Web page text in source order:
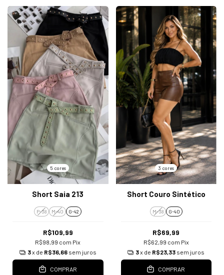
5 cores
Short Saia 213
P-38 M-40 G-42
R$109,99
R$98,99 com Pix
3x de R$36,66 sem juros
COMPRAR
3 cores
Short Couro Sintético
M-38 G-40
R$69,99
R$62,99 com Pix
3x de R$23,33 sem juros
COMPRAR